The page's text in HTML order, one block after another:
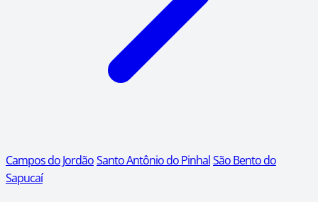
Campos do JordãoSanto Antônio do PinhalSão Bento do
Sapucaí